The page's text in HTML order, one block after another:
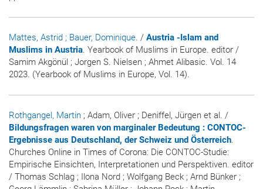
Mattes, Astrid ; Bauer, Dominique. / Austria -Islam and
Muslims in Austria. Yearbook of Muslims in Europe. editor /
Samim Akgönül ; Jorgen S. Nielsen ; Ahmet Alibasic. Vol. 14
2023. (Yearbook of Muslims in Europe, Vol. 14).
Rothgangel, Martin ; Adam, Oliver ; Deniffel, Jürgen et al. /
Bildungsfragen waren von marginaler Bedeutung : CONTOC-
Ergebnisse aus Deutschland, der Schweiz und Österreich.
Churches Online in Times of Corona: Die CONTOC-Studie:
Empirische Einsichten, Interpretationen und Perspektiven. editor
/ Thomas Schlag ; Ilona Nord ; Wolfgang Beck ; Arnd Bünker ;